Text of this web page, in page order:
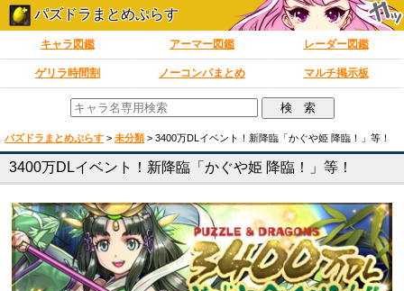
パズドラまとめぷらす
キャラ図鑑 アーマー図鑑 レーダー図鑑
ゲリラ時間割 ノーコンパまとめ マルチ掲示板
パズドラまとめぷらす > 未分類 > 3400万DLイベント！新降臨「かぐや姫 降臨！」等！
3400万DLイベント！新降臨「かぐや姫 降臨！」等！